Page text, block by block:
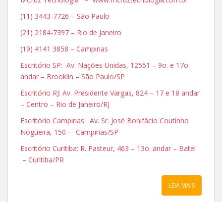
(11) 3443-7726 – São Paulo
(21) 2184-7397 – Rio de Janeiro
(19) 4141 3858 – Campinas
Escritório SP: Av. Nações Unidas, 12551 – 9o. e 17o.
andar – Brooklin – São Paulo/SP
Escritório RJ: Av. Presidente Vargas, 824 – 17 e 18 andar
– Centro – Rio de Janeiro/RJ
Escritório Campinas: Av. Sr. José Bonifácio Coutinho
Nogueira, 150 – Campinas/SP
Escritório Curitiba: R. Pasteur, 463 – 13o. andar – Batel
– Curitiba/PR
LEIA MAIS